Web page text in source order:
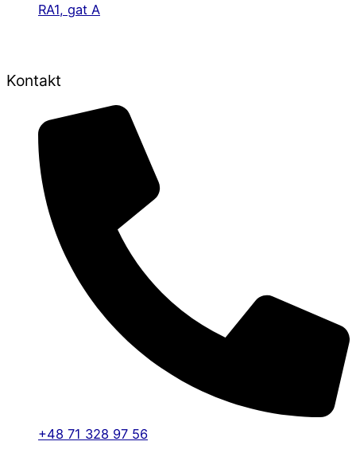
RA1, gat A
Kontakt
+48 71 328 97 56